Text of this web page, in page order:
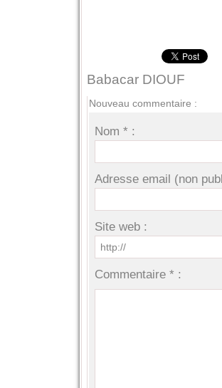
Babacar DIOUF
Nouveau commentaire :
Nom * :
Adresse email (non
Site web :
Commentaire * :